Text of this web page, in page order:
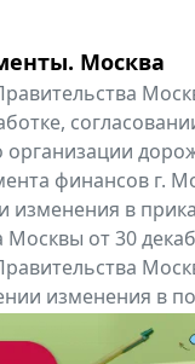
Москва
организации
финансов г.
изменения в
от 30
изменения в
от 26 июля